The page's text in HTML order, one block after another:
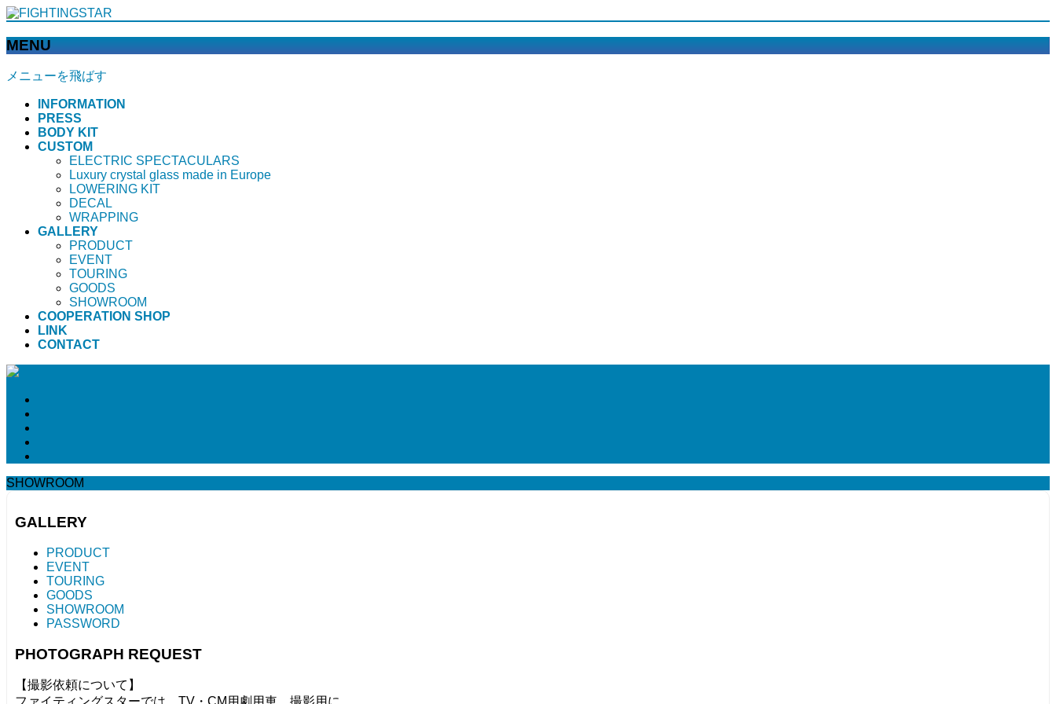
MENU
メニューを飛ばす
INFORMATION
PRESS
BODY KIT
CUSTOM
ELECTRIC SPECTACULARS
Luxury crystal glass made in Europe
LOWERING KIT
DECAL
WRAPPING
GALLERY
PRODUCT
EVENT
TOURING
GOODS
SHOWROOM
COOPERATION SHOP
LINK
CONTACT
SHOWROOM
GALLERY
PRODUCT
EVENT
TOURING
GOODS
SHOWROOM
PASSWORD
PHOTOGRAPH REQUEST
【撮影依頼について】